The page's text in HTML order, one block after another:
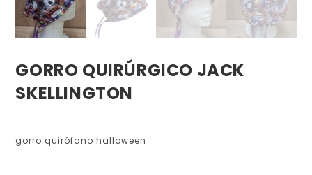
GORRO QUIRÚRGICO JACK
SKELLINGTON
gorro quirófano halloween